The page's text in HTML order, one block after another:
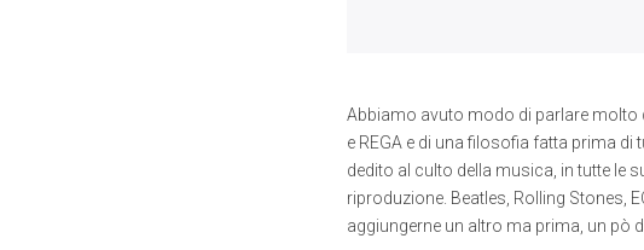
Abbiamo avuto modo di parlare molto
e REGA e di una filosofia fatta prima
dedito al culto della musica, in tutte le
riproduzione. Beatles, Rolling Stones,
aggiungerne un altro ma prima, un pò